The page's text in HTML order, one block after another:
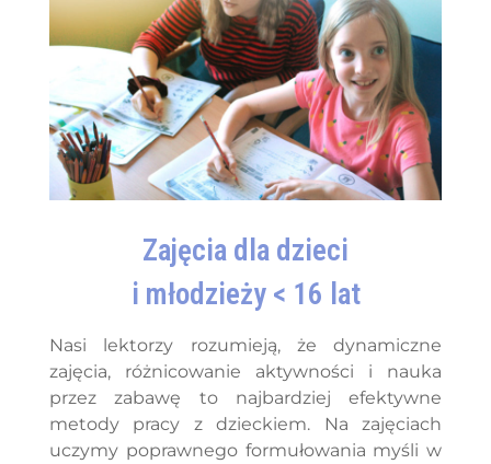
Zajęcia dla dzieci
i młodzieży < 16 lat
Nasi lektorzy rozumieją, że dynamiczne
zajęcia, różnicowanie aktywności i nauka
przez zabawę to najbardziej efektywne
metody pracy z dzieckiem. Na zajęciach
uczymy poprawnego formułowania myśli w